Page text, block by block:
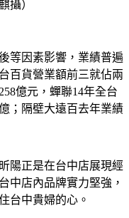
攝）
等因素影響，業績普遍
百貨營業額前三就佔兩
億元，蟬聯14年全台
；隔壁大遠百去年業績
陽正是在台中店展現經
中店內品牌實力堅強，
台中貴婦的心。